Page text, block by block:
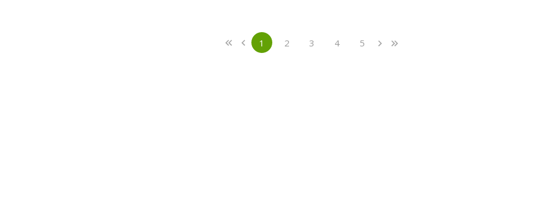
«
First ‹
Previous 1(current)
2 3 4 5 ›
Next
»
Last